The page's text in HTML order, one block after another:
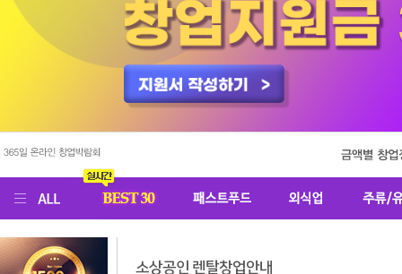
소상공인 렌탈창업안내